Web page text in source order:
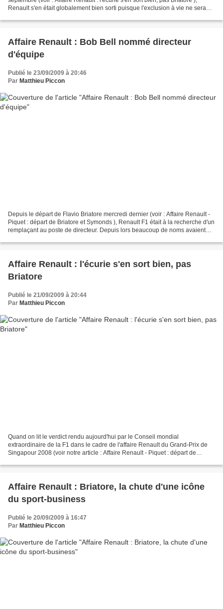
Renault s'en était globalement bien sorti puisque l'exclusion à vie ne sera
Affaire Renault : Bob Bell nommé directeur
d'équipe
Publié le 23/09/2009 à 20:46
Par Matthieu Piccon
Depuis le départ de Flavio Briatore mercredi dernier (voir : Affaire Renault -
Piquet : départ de Briatore et Symonds ), Renault F1 était à la recherche d'un
remplaçant au poste de directeur. Depuis lors beaucoup de noms avaient
Affaire Renault : l'écurie s'en sort bien, pas
Briatore
Publié le 21/09/2009 à 20:44
Par Matthieu Piccon
Quand on lit le verdict rendu aujourd'hui par le Conseil mondial
extraordinaire de la F1 dans le cadre de l'affaire Renault du Grand-Prix de
Singapour 2008 (voir notre article : Affaire Renault - Piquet : départ de
Affaire Renault : Briatore, la chute d'une icône
du sport-business
Publié le 20/09/2009 à 16:47
Par Matthieu Piccon